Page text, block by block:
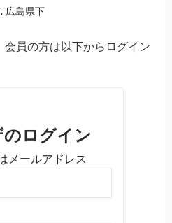
, 広島県下
員の方は以下からログイン
のログイン
メールアドレス